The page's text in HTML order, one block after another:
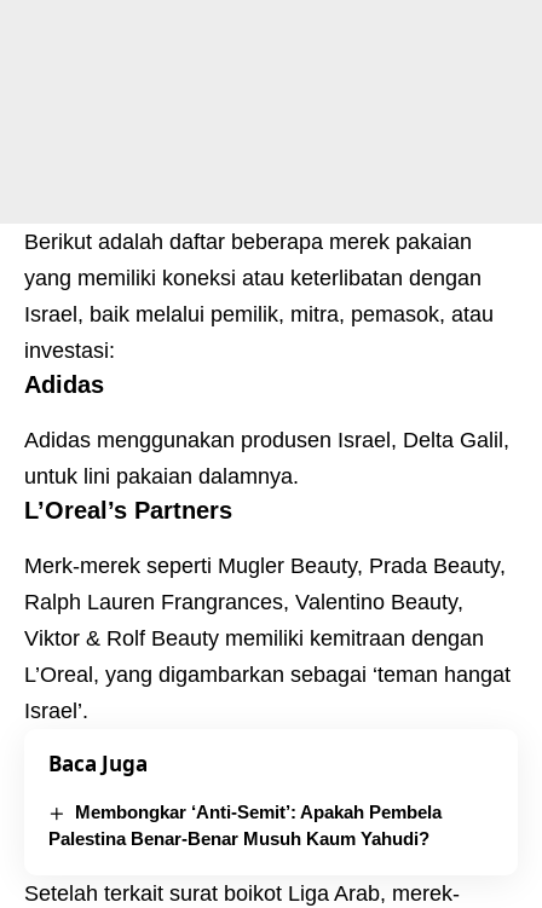
Berikut adalah daftar beberapa merek pakaian
yang memiliki koneksi atau keterlibatan dengan
Israel, baik melalui pemilik, mitra, pemasok, atau
investasi:
Adidas
Adidas menggunakan produsen Israel, Delta Galil,
untuk lini pakaian dalamnya.
L’Oreal’s Partners
Merk-merek seperti Mugler Beauty, Prada Beauty,
Ralph Lauren Frangrances, Valentino Beauty,
Viktor & Rolf Beauty memiliki kemitraan dengan
L’Oreal, yang digambarkan sebagai ‘teman hangat
Israel’.
Baca Juga
Membongkar ‘Anti-Semit’: Apakah Pembela
Palestina Benar-Benar Musuh Kaum Yahudi?
Setelah terkait surat boikot Liga Arab, merek-